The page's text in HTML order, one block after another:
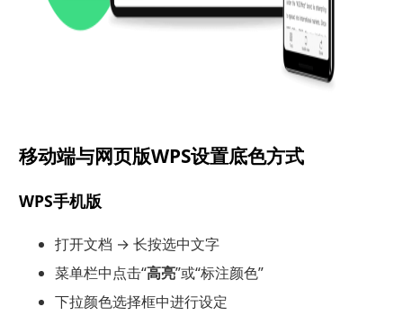
移动端与网页版WPS设置底色方式
WPS手机版
打开文档 → 长按选中文字
菜单栏中点击“高亮”或“标注颜色”
下拉颜色选择框中进行设定